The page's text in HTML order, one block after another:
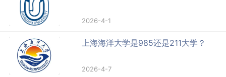
2026-4-1
上海海洋大学是985还是211大学？
2026-4-7